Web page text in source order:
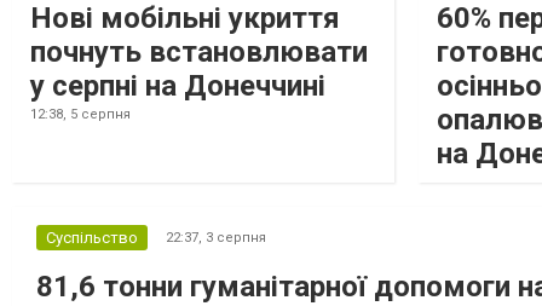
Нові мобільні укриття
почнуть встановлювати
у серпні на Донеччині
12:38, 5 серпня
60%
на
Суспільство 22:37, 3 серпня
81,6 тонни гуманітарної допомоги